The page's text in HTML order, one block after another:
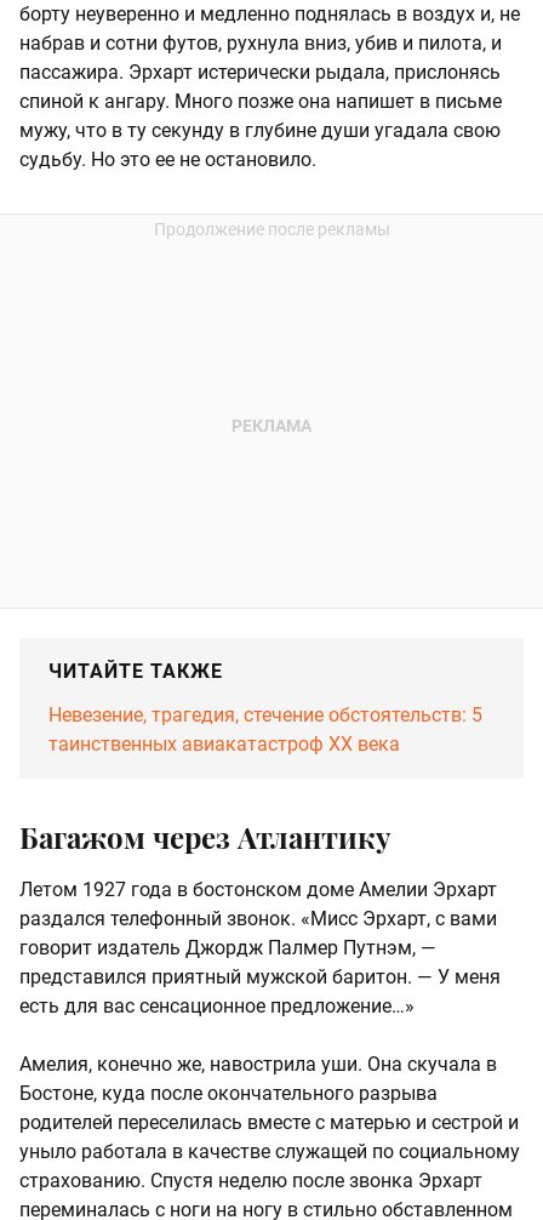
борту неуверенно и медленно поднялась в воздух и, не
набрав и сотни футов, рухнула вниз, убив и пилота, и
пассажира. Эрхарт истерически рыдала, прислонясь
спиной к ангару. Много позже она напишет в письме
мужу, что в ту секунду в глубине души угадала свою
судьбу. Но это ее не остановило.
ЧИТАЙТЕ ТАКЖЕ
Невезение, трагедия, стечение обстоятельств: 5
таинственных авиакатастроф XX века
Багажом через Атлантику
Летом 1927 года в бостонском доме Амелии Эрхарт
раздался телефонный звонок. «Мисс Эрхарт, с вами
говорит издатель Джордж Палмер Путнэм, —
представился приятный мужской баритон. — У меня
есть для вас сенсационное предложение…»
Амелия, конечно же, навострила уши. Она скучала в
Бостоне, куда после окончательного разрыва
родителей переселилась вместе с матерью и сестрой и
уныло работала в качестве служащей по социальному
страхованию. Спустя неделю после звонка Эрхарт
переминалась с ноги на ногу в стильно обставленном